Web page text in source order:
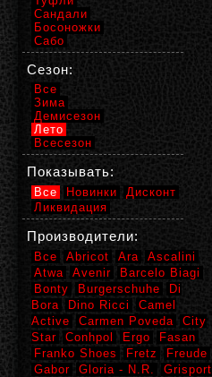
Сандали
Босоножки
Сабо
Сезон:
Все
Зима
Демисезон
Лето
Всесезон
Показывать:
Все Новинки
Дисконт
Ликвидация
Производители:
Все Abricot Ara
Ascalini
Atwa
Avenir
Barcelo Biagi
Bonty
Burgerschuhe
Di
Bora
Dino Ricci
Camel
Active
Carmen Poveda
City
Star
Conhpol Ergo
Fasan
Franko Shoes
Fretz
Freude
Gabor
Gloria - N.R.
Grisport